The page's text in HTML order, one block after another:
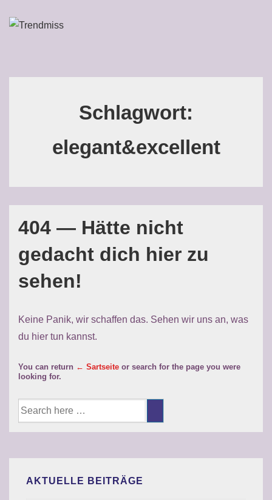
Zum
Navigation
Schlagwort:
elegant&excellent
404 — Hätte nicht
gedacht dich hier zu
sehen!
Keine Panik, wir schaffen das. Sehen wir uns an, was
du hier tun kannst.
You can return ← Sartseite or search for the page you were
looking for.
Suche
nach:
AKTUELLE BEITRÄGE